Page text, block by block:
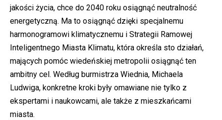
jakości życia, chce do 2040 roku osiągnąć neutralność
energetyczną. Ma to osiągnąć dzięki specjalnemu
harmonogramowi klimatycznemu i Strategii Ramowej
Inteligentnego Miasta Klimatu, która określa sto działań,
mających pomóc wiedeńskiej metropolii osiągnąć ten
ambitny cel. Według burmistrza Wiednia, Michaela
Ludwiga, konkretne kroki były omawiane nie tylko z
ekspertami i naukowcami, ale także z mieszkańcami
miasta.